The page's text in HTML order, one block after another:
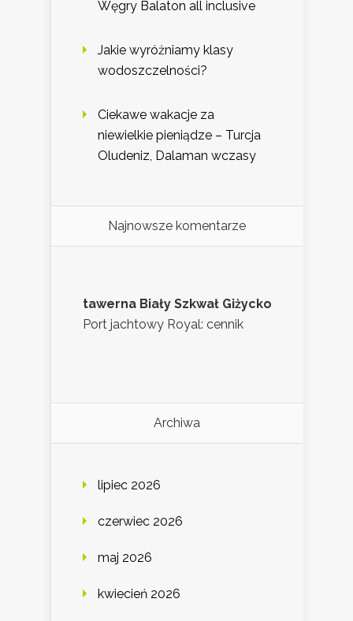
Węgry Balaton all inclusive
Jakie wyróżniamy klasy
wodoszczelności?
Ciekawe wakacje za
niewielkie pieniądze – Turcja
Oludeniz, Dalaman wczasy
Najnowsze komentarze
tawerna Biały Szkwał Giżycko
Port jachtowy Royal: cennik
Archiwa
lipiec 2026
czerwiec 2026
maj 2026
kwiecień 2026